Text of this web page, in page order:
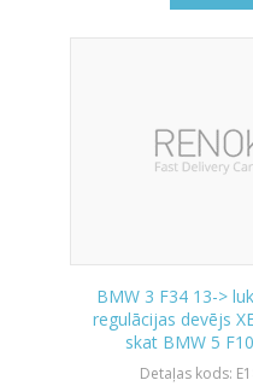
BMW 3 F34 13->
regulācijas devējs
skat BMW 5
Detaļas kods: